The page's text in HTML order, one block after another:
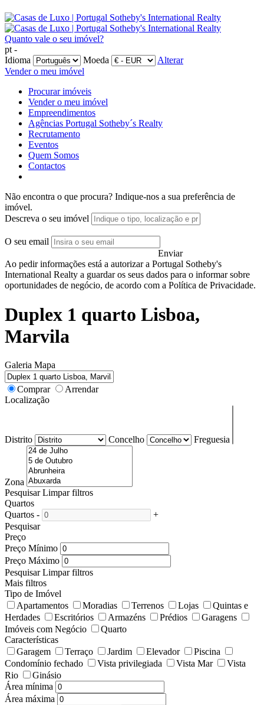
Quanto vale o seu imóvel?
pt -
Idioma
Moeda
Alterar
Vender o meu imóvel
Procurar imóveis
Vender o meu imóvel
Empreendimentos
Agências Portugal Sotheby´s Realty
Recrutamento
Eventos
Quem Somos
Contactos
Não encontra o que procura? Indique-nos a sua preferência de
imóvel.
Descreva o seu imóvel
O seu email
Enviar
Ao pedir informações está a autorizar a Portugal Sotheby's
International Realty a guardar os seus dados para o informar sobre
oportunidades de negócio, de acordo com a Política de Privacidade.
Duplex 1 quarto Lisboa,
Marvila
Galeria Mapa
Comprar
Arrendar
Localização
Distrito Concelho Freguesia
Zona
Pesquisar Limpar filtros
Quartos
Quartos -
+
Pesquisar
Preço
Preço Mínimo
Preço Máximo
Pesquisar Limpar filtros
Mais filtros
Tipo de Imóvel
Apartamentos
Moradias Terrenos Lojas
Quintas e
Herdades
Escritórios Armazéns Prédios
Garagens
Imóveis com Negócio
Quarto
Características
Garagem
Terraço Jardim Elevador
Piscina
Condomínio fechado
Vista privilegiada Vista Mar
Vista
Rio
Ginásio
Área mínima
Área máxima